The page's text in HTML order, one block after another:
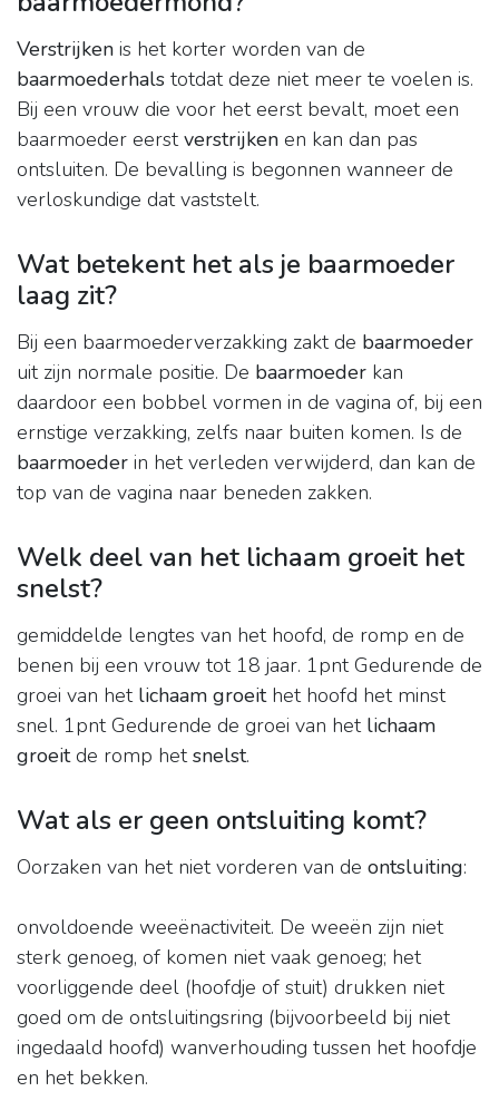
Verstrijken is het korter worden van de
baarmoederhals totdat deze niet meer te voelen is.
Bij een vrouw die voor het eerst bevalt, moet een
baarmoeder eerstverstrijken en kan dan pas
ontsluiten. De bevalling is begonnen wanneer de
verloskundige dat vaststelt.
Wat betekent het als je baarmoeder
laag zit?
Bij een baarmoederverzakking zakt de baarmoeder
uit zijn normale positie. De baarmoeder kan
daardoor een bobbel vormen in de vagina of, bij een
ernstige verzakking, zelfs naar buiten komen. Is de
baarmoeder in het verleden verwijderd, dan kan de
top van de vagina naar beneden zakken.
Welk deel van het lichaam groeit het
snelst?
gemiddelde lengtes van het hoofd, de romp en de
benen bij een vrouw tot 18 jaar. 1pnt Gedurende de
groei van het lichaam groeithet hoofd het minst
snel. 1pnt Gedurende de groei van het lichaam
groeitde romp hetsnelst.
Wat als er geen ontsluiting komt?
Oorzaken van het niet vorderen van de ontsluiting:
onvoldoende weeënactiviteit. De weeën zijn niet
sterk genoeg, of komen niet vaak genoeg; het
voorliggende deel (hoofdje of stuit) drukken niet
goed om de ontsluitingsring (bijvoorbeeld bij niet
ingedaald hoofd) wanverhouding tussen het hoofdje
en het bekken.